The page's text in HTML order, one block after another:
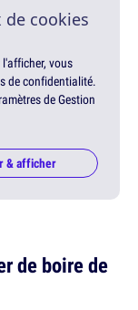
cookies
vous
de confidentialité.
de Gestion
& afficher
de boire de